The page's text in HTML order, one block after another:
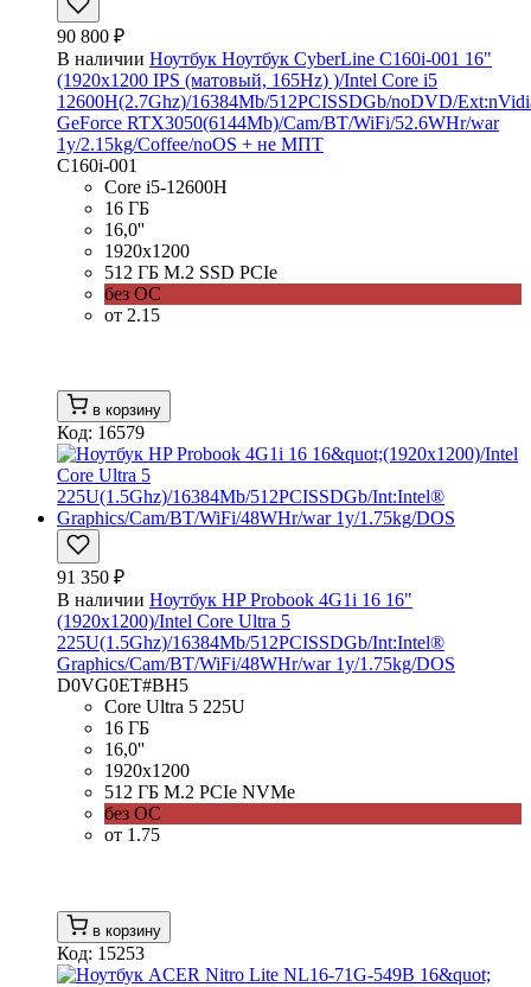
90 800 ₽
В наличии Ноутбук Ноутбук CyberLine C160i-001 16"
(1920x1200 IPS (матовый, 165Hz) )/Intel Core i5
12600H(2.7Ghz)/16384Mb/512PCISSDGb/noDVD/
GeForce RTX3050(6144Mb)/Cam/BT/WiFi/52.6WHr/war
1y/2.15kg/Coffee/noOS + не МПТ
C160i-001
Core i5-12600H
16 ГБ
16,0''
1920x1200
512 ГБ M.2 SSD PCIe
без ОС
от 2.15
в корзину
Код: 16579
91 350 ₽
В наличии Ноутбук HP Probook 4G1i 16 16"
(1920x1200)/Intel Core Ultra 5
225U(1.5Ghz)/16384Mb/512PCISSDGb/Int:Intel®
Graphics/Cam/BT/WiFi/48WHr/war 1y/1.75kg/DOS
D0VG0ET#BH5
Core Ultra 5 225U
16 ГБ
16,0''
1920x1200
512 ГБ M.2 PCIe NVMe
без ОС
от 1.75
в корзину
Код: 15253